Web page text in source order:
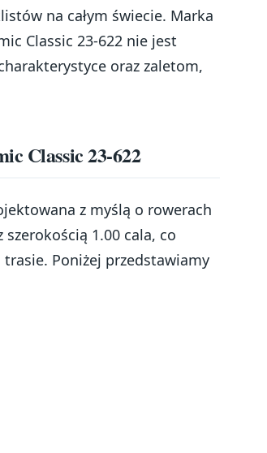
na całym świecie. Marka
Classic 23-622 nie jest
oraz zaletom,
Classic 23-622
z myślą o rowerach
1.00 cala, co
trasie. Poniżej przedstawiamy